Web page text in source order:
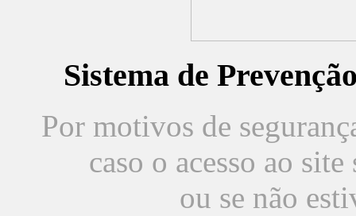
Sistema de
Por motivos de
caso o acesso ao
ou se não